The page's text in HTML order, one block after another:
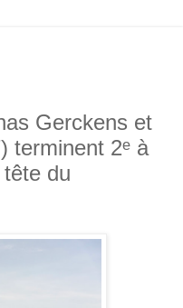
Gerckens et
terminent 2ᵉ à
du